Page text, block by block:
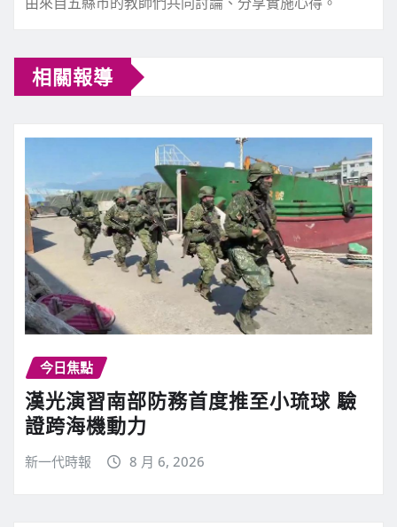
相關報導
今日焦點
漢光演習南部防務首度推至小琉球 驗
證跨海機動力
新一代時報 8 月 6, 2026